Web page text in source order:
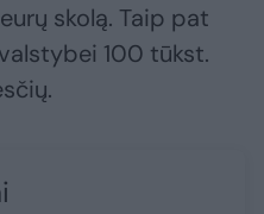
skolą. Taip pat
100 tūkst.